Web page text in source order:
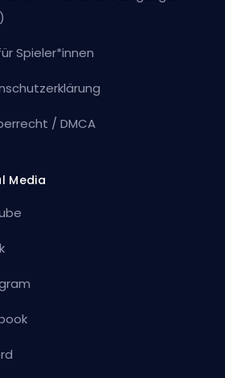
Spieler*innen
/ DMCA
Media